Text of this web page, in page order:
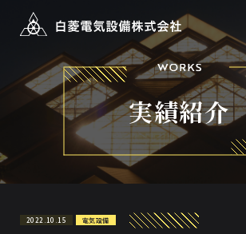
実績紹介
2022.10.15 電気設備